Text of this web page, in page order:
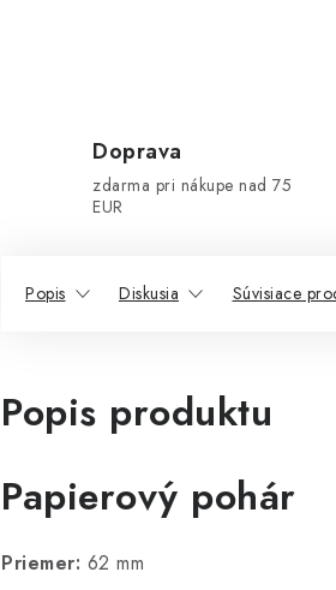
Doprava
zdarma pri nákupe nad 75
EUR
Popis Diskusia Súvisiace
Popis produktu
Papierový pohár
Priemer: 62 mm